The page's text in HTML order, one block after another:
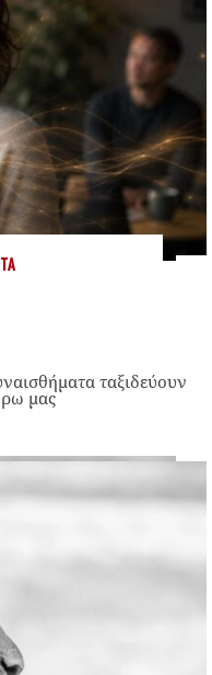
ταξιδεύουν
μας